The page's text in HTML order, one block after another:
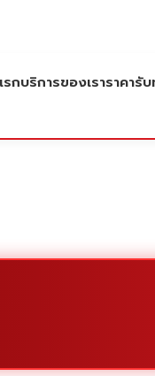
รกบริการของเราราคารั